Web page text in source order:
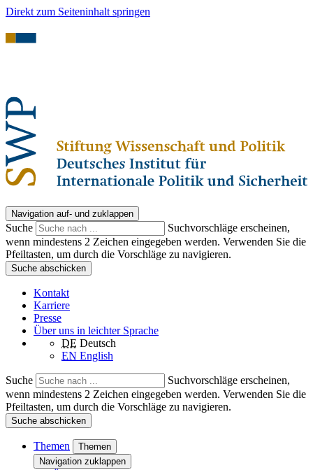
Direkt zum Seiteninhalt springen
Navigation auf- und zuklappen
Suche
Suchvorschläge erscheinen,
wenn mindestens 2 Zeichen eingegeben werden. Verwenden Sie die
Pfeiltasten, um durch die Vorschläge zu navigieren.
Suche abschicken
Kontakt
Karriere
Presse
Über uns in leichter Sprache
DE Deutsch
EN English
Suche
Suchvorschläge erscheinen,
wenn mindestens 2 Zeichen eingegeben werden. Verwenden Sie die
Pfeiltasten, um durch die Vorschläge zu navigieren.
Suche abschicken
Themen
Themen
Navigation zuklappen